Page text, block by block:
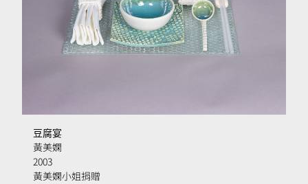
豆腐宴
黃美嫻
2003
黃美嫻小姐捐贈